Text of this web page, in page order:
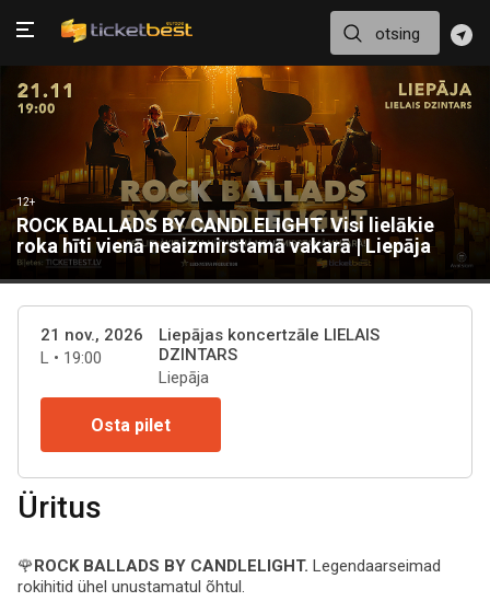
12+
ROCK BALLADS BY CANDLELIGHT. Visi lielākie
roka hīti vienā neaizmirstamā vakarā | Liepāja
21 nov., 2026
L • 19:00
Liepājas koncertzāle LIELAIS
DZINTARS
Liepāja
Osta pilet
Üritus
🌹ROCK BALLADS BY CANDLELIGHT. Legendaarseimad
rokihitid ühel unustamatul õhtul.